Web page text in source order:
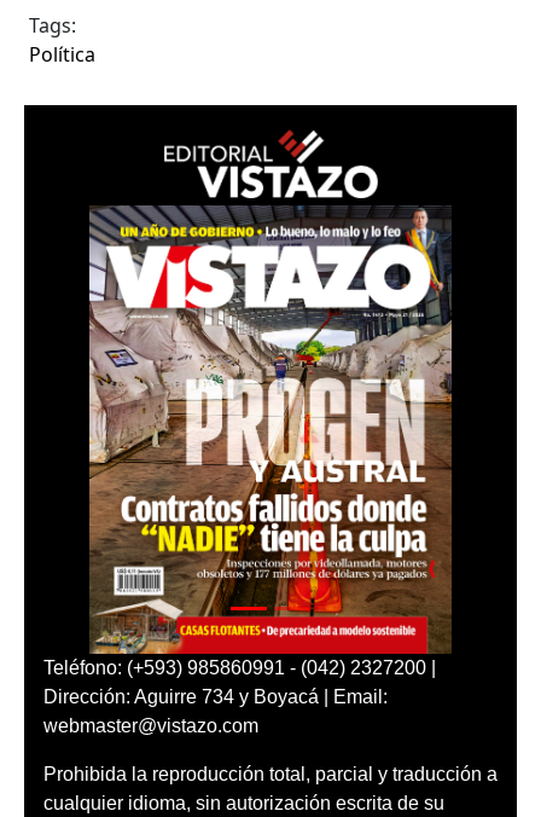
Tags:
Política
Teléfono: (+593) 985860991 - (042) 2327200 |
Dirección: Aguirre 734 y Boyacá | Email:
webmaster@vistazo.com
Prohibida la reproducción total, parcial y traducción a
cualquier idioma, sin autorización escrita de su